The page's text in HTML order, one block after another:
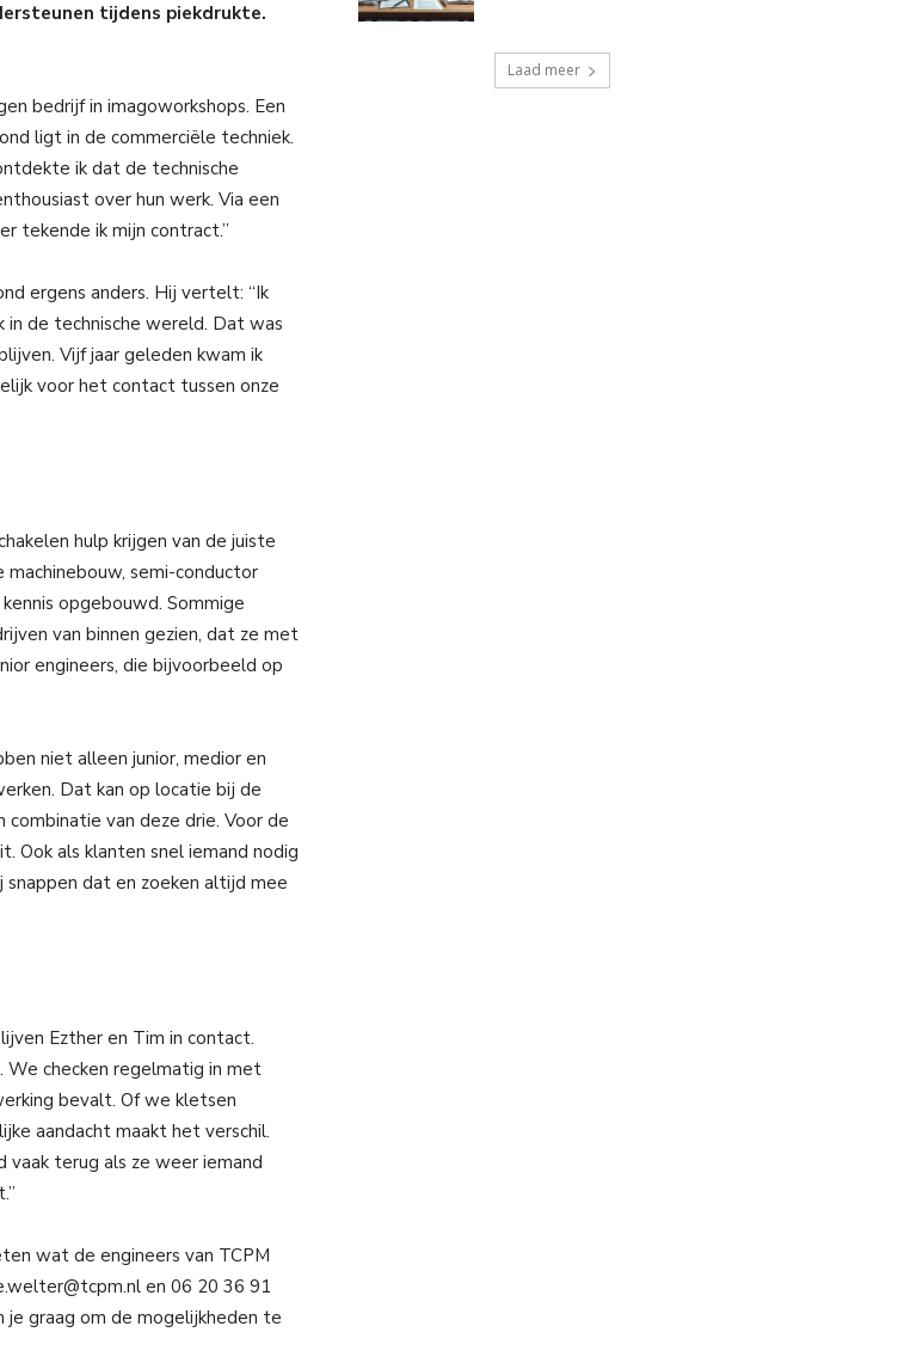
tijdens piekdrukte.
bedrijf in imagoworkshops. Een
ligt in de commerciële techniek.
ik dat de technische
over hun werk. Via een
tekende ik mijn contract.”
ergens anders. Hij vertelt: “Ik
in de technische wereld. Dat was
Vijf jaar geleden kwam ik
voor het contact tussen onze
hulp krijgen van de juiste
semi-conductor
opgebouwd. Sommige
van binnen gezien, dat ze met
engineers, die bijvoorbeeld op
niet alleen junior, medior en
Dat kan op locatie bij de
van deze drie. Voor de
als klanten snel iemand nodig
dat en zoeken altijd mee
Ezther en Tim in contact.
We checken regelmatig in met
bevalt. Of we kletsen
aandacht maakt het verschil.
terug als ze weer iemand
wat de engineers van TCPM
en 06 20 36 91
je graag om de mogelijkheden te
Laad meer